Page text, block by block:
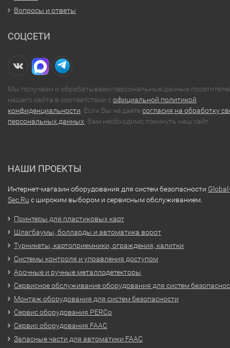
Вопросы и ответы
СОЦСЕТИ
Мы получаем и обрабатываем персональные данные
нашего сайта в соответствии софициальной политикой
конфиденциальности . Если Вы не даетесогласия на обработку
персональных данных , Вам необходимо покинуть наш сайт.
НАШИ ПРОЕКТЫ
Интернет-магазин оборудования для систем безопасности Global-
Sec.Ru с широким выбором и сервисным обслуживанием.
Принтеры для пластиковых карт
Шлагбаумы, болларды и автоматика ворот
Турникеты, картоприемники, ограждения, калитки
Системы контроля и управления доступом
Арочные и ручные металлодетекторы
Сервисное обслуживание оборудования для систем
Монтаж оборудования для систем безопасности
Сервис оборудования PERCo
Сервис оборудования FAAC
Запасные части для автоматики FAAC